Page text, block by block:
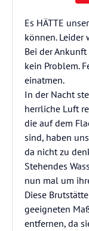
Es HÄTTE
können. Leider
Bei der
kein Problem.
einatmen.
In der Nacht
herrliche Luft
die auf dem
sind, haben
da nicht zu
Stehendes
nun mal um
Diese
geeigneten
entfernen, da